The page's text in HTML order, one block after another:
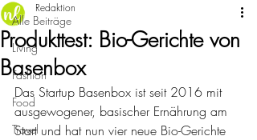
Alle Beiträge
Living
Fashion
Food
Travel
Produkttest: Bio-Gerichte von
Basenbox
Redaktion
Das Startup Basenbox ist seit 2016 mit
ausgewogener, basischer Ernährung am
Start und hat nun vier neue Bio-Gerichte